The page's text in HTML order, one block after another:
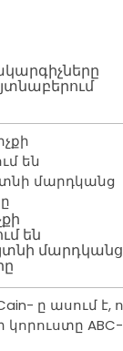
են
մարդկանց